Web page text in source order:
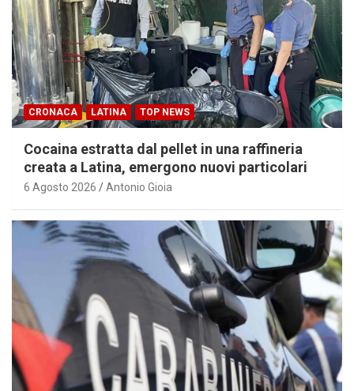
CRONACA LATINA TOP NEWS
Cocaina estratta dal pellet in una raffineria
creata a Latina, emergono nuovi particolari
6 Agosto 2026 Antonio Gioia